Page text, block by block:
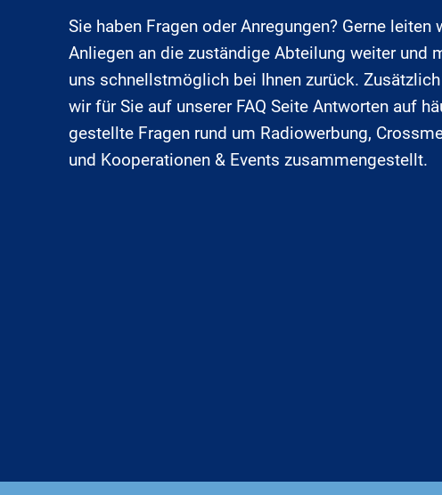
Sie haben Fragen oder Anregungen? Gerne leiten
Anliegen an die zuständige Abteilung weiter und
uns schnellstmöglich bei Ihnen zurück.
wir für Sie auf unserer FAQ Seite Antworten auf
gestellte Fragen rund um Radiowerbung,
und Kooperationen & Events zusammengestellt.